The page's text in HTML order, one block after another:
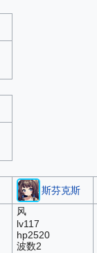
斯芬克斯
风
lv117
hp2520
波数2